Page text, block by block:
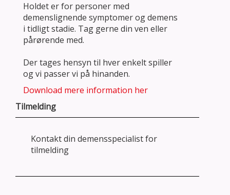
Holdet er for personer med
demenslignende symptomer og demens
i tidligt stadie. Tag gerne din ven eller
pårørende med.
Der tages hensyn til hver enkelt spiller
og vi passer vi på hinanden.
Download mere information her
Tilmelding
Kontakt din demensspecialist for
tilmelding